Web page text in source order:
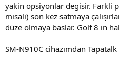
yakin opsiyonlar degisir. Farkli
misali) son kez satmaya
düze olmaya baslar. Golf 8 in
SM-N910C cihazımdan